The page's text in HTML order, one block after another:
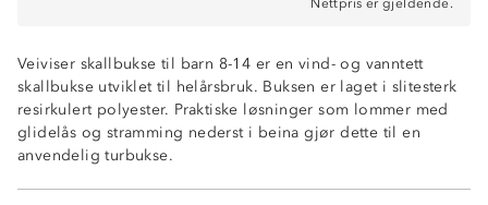
Veiviser skallbukse til barn 8-14 er en vind- og vanntett
skallbukse utviklet til helårsbruk. Buksen er laget i slitesterk
resirkulert polyester. Praktiske løsninger som lommer med
glidelås og stramming nederst i beina gjør dette til en
anvendelig turbukse.
Fukttransporterende, 5 000 g/ m2/ 24t
Meshfòr
Glidelåslommer p&aring; front
Strikk i sidene av livet
Lukking med knapp